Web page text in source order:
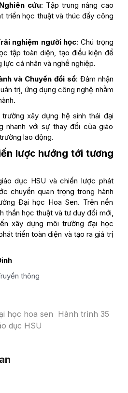
cứu: Tập trung nâng cao
triển học thuật và thúc đẩy công
nghiệm người học: Chú trọng
tập toàn diện, tạo điều kiện để
lực cá nhân và nghề nghiệp.
và Chuyển đổi số: Đảm nhận
trị, ứng dụng công nghệ nhằm
xây dựng hệ sinh thái đại
nhanh với sự thay đổi của giáo
lao động.
lược hướng tới tương
dục HSU và chiến lược phát
chuyển quan trọng trong hành
Đại học Hoa Sen. Trên nền
thần học thuật và tư duy đổi mới,
xây dựng môi trường đại học
triển toàn diện và tạo ra giá trị
thông
học hoa sen Hành trình 35
dục HSU